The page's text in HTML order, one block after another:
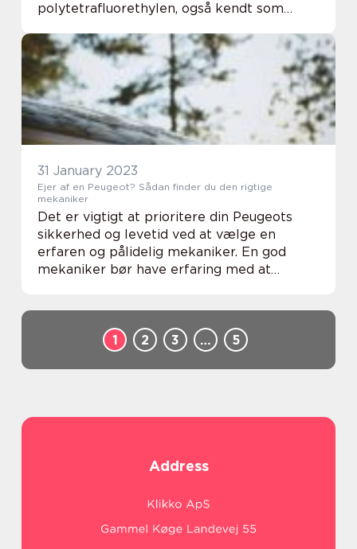
polytetrafluorethylen, også kendt som
overflade. PTFE tape er modstandsdygtig
over for kemika...
31 January 2023
Ejer af en Peugeot? Sådan finder du den rigtige
mekaniker
Det er vigtigt at prioritere din Peugeots
sikkerhed og levetid ved at vælge en
erfaren og pålidelig mekaniker. En god
mekaniker bør have erfaring med at
1
2 3 … 5
Address